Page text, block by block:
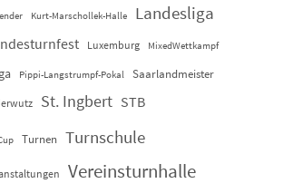
Kurt-Marschollek-Halle Landesliga
Luxemburg MixedWettkampf
Pippi-Langstrumpf-Pokal Saarlandmeister
St. Ingbert STB
Turnen Turnschule
Vereinsturnhalle